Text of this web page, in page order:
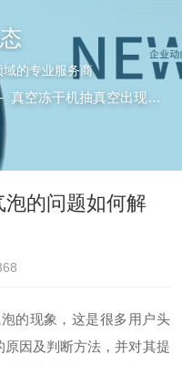
的专业服务商
-真空冻干机抽真空出现气泡的问题如何解决？
的问题如何解
现象，这是很多用户头
因及判断方法，并对其提